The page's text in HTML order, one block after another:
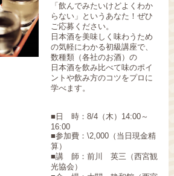
「飲んでみたいけどよくわか
らない」というあなた！ぜひ
ご応募ください。
日本酒を美味しく味わうため
の気軽にわかる初級講座で、
数種類（各社のお酒）の
日本酒を飲み比べて味のポイ
ントや飲み方のコツをプロに
学べます。
■日 時：8/4（木）14:00～
16:00
■参加費：\2,000（当日現金精
算）
■講 師：前川 英三（西宮観
光協会）